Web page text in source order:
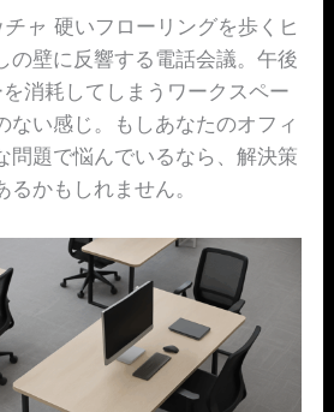
ャ 硬いフローリングを歩くヒ
の壁に反響する電話会議。午後
消耗してしまうワークスペー
ない感じ。もしあなたのオフィ
問題で悩んでいるなら、解決策
かもしれません。